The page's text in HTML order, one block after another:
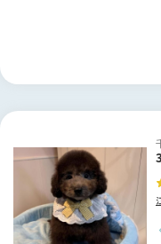
本当に、いいブリーダ
て元気いっぱい！抱っ
え後も里帰りをさせて
のがとても心強いです。
【BreederFamiliesへ】
今回お世話になった
違う「誠実さ」を感じ
ーさんの想いや飼育環
している姿勢に、命を扱